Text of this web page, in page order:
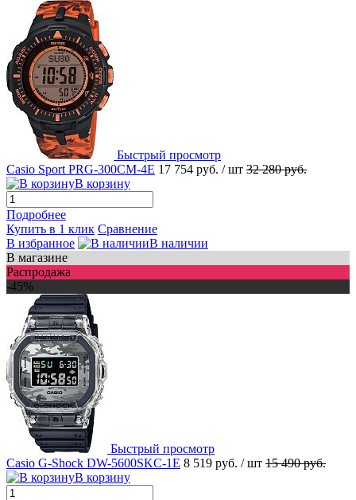
Быстрый просмотр
Casio Sport PRG-300CM-4E 17 754 руб. / шт 32 280 руб.
В корзину
Подробнее
Купить в 1 клик Сравнение
В избранное
В наличии
В магазине
Распродажа
-45%
Быстрый просмотр
Casio G-Shock DW-5600SKC-1E 8 519 руб. / шт 15 490 руб.
В корзину